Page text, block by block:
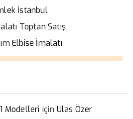
İstanbul
Toptan Satış
Elbise İmalatı
Modelleri için Ulas Özer